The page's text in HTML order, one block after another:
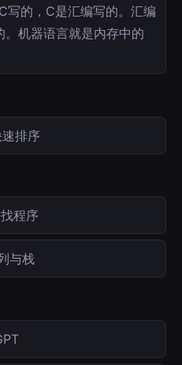
写的，C是汇编写的。汇编
。机器语言就是内存中的
排序
程序
与栈